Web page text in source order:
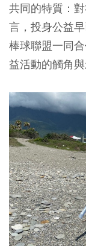
共同的特質：
言，投身公益
棒球聯盟一同
益活動的觸角與